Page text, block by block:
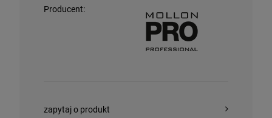
Producent:
zapytaj o produkt